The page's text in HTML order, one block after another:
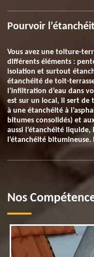
Pourvoir
Vous avez une toiture-
différents éléments :
isolation et surtout
étanchéité de toit-
l’infiltration d’eau dans
est sur un local, il sert de
à une étanchéité à
bitumes consolidés) et
aussi l’étanchéité
l’étanchéité
Nos